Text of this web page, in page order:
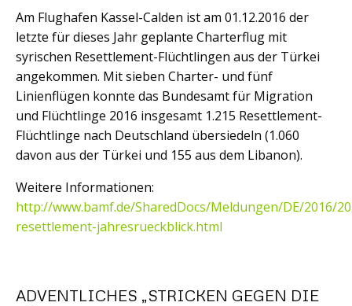
Am Flughafen Kassel-Calden ist am 01.12.2016 der
letzte für dieses Jahr geplante Charterflug mit
syrischen Resettlement-Flüchtlingen aus der Türkei
angekommen. Mit sieben Charter- und fünf
Linienflügen konnte das Bundesamt für Migration
und Flüchtlinge 2016 insgesamt 1.215 Resettlement-
Flüchtlinge nach Deutschland übersiedeln (1.060
davon aus der Türkei und 155 aus dem Libanon).
Weitere Informationen:
http://www.bamf.de/SharedDocs/Meldungen/DE/2016/
resettlement-jahresrueckblick.html
ADVENTLICHES „STRICKEN GEGEN DIE